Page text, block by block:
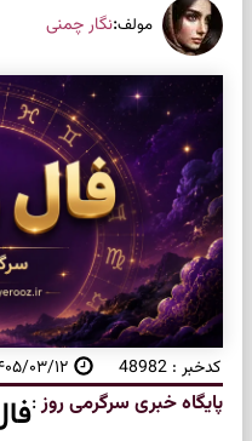
مولف:نگار چمنی
کدخبر : 48982 ۱۴۰۵/۰۳/۱۲
پایگاه خبری سرگرمی روز: